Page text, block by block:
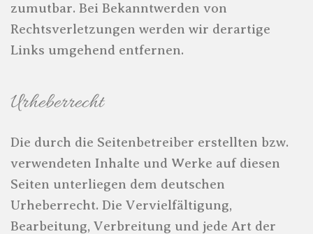
zumutbar. Bei Bekanntwerden von
Rechtsverletzungen werden wir derartige
Links umgehend entfernen.
Urheberrecht
Die durch die Seitenbetreiber erstellten bzw.
verwendeten Inhalte und Werke auf diesen
Seiten unterliegen dem deutschen
Urheberrecht. Die Vervielfältigung,
Bearbeitung, Verbreitung und jede Art der